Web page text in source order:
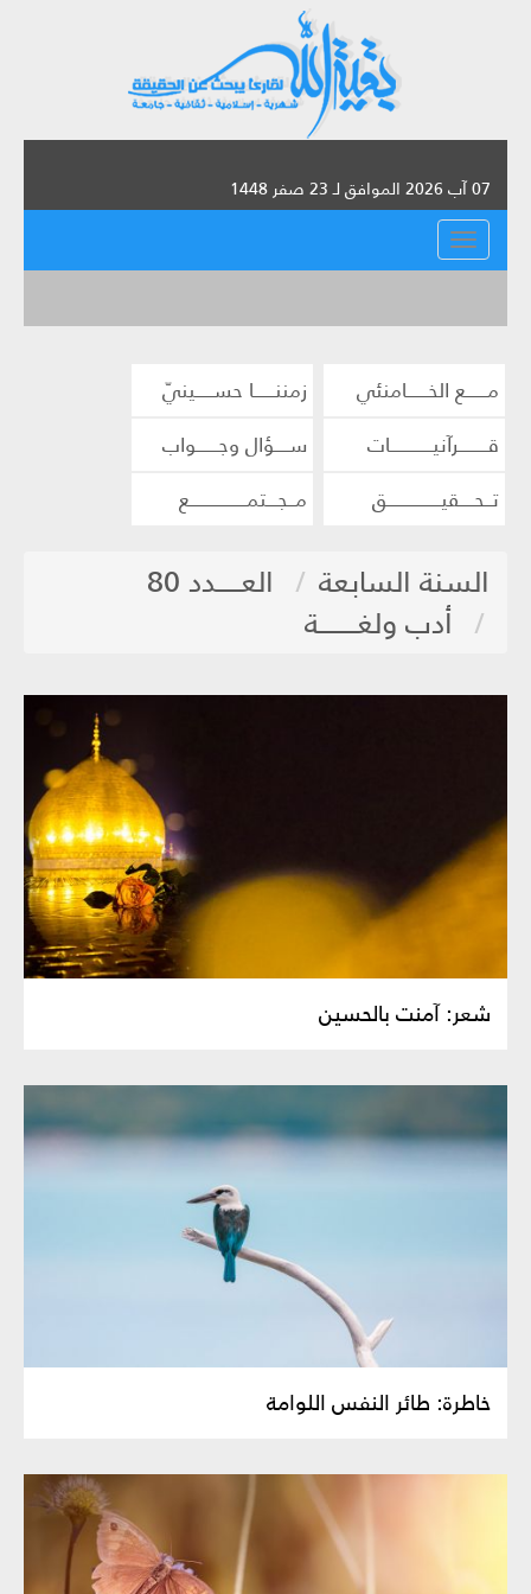
07 آب 2026 الموافق لـ 23 صفر 1448
القائمة
مــــــع الخــــــامنئي
زمننــــــا حســـــينيّ
قــــــــرآنيــــــــــــات
ســــؤال وجــــــواب
تــحــــقيـــــــــــــــق
مــجـــتمــــــــــــــــع
السنة السابعة
العـــــدد 80
أدب ولغــــــــة
شعر: آمنت بالحسين
خاطرة: طائر النفس اللوامة